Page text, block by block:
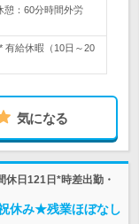
憩：60分時間外労
有給休暇（10日～20
気になる
休日121日*時差出勤・
休み★残業ほぼなし